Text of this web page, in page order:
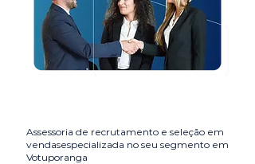
Assessoria de recrutamento e seleção em
vendasespecializada no seu segmento em
Votuporanga